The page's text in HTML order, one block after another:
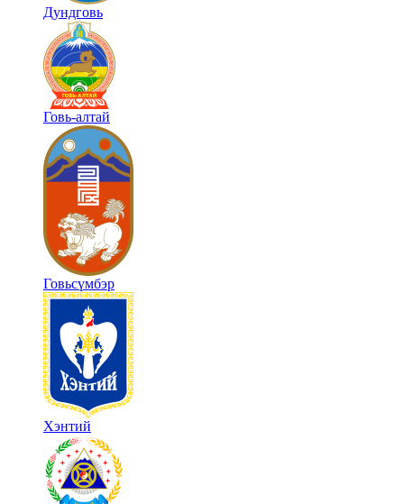
Дундговь
Говь-алтай
Говьсүмбэр
Хэнтий